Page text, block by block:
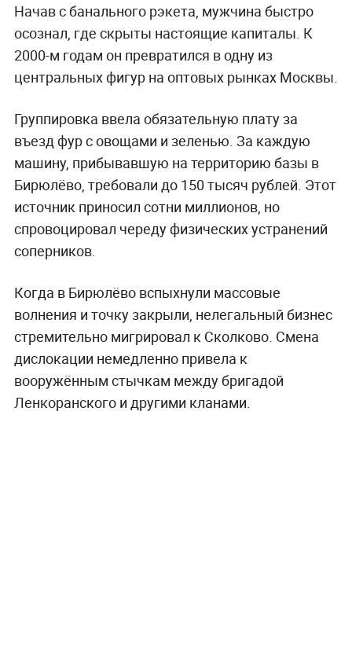
Начав с банального рэкета, мужчина быстро
осознал, где скрыты настоящие капиталы. К
2000-м годам он превратился в одну из
центральных фигур на оптовых рынках Москвы.
Группировка ввела обязательную плату за
въезд фур с овощами и зеленью. За каждую
машину, прибывавшую на территорию базы в
Бирюлёво, требовали до 150 тысяч рублей. Этот
источник приносил сотни миллионов, но
спровоцировал череду физических устранений
соперников.
Когда в Бирюлёво вспыхнули массовые
волнения и точку закрыли, нелегальный бизнес
стремительно мигрировал к Сколково. Смена
дислокации немедленно привела к
вооружённым стычкам между бригадой
Ленкоранского и другими кланами.